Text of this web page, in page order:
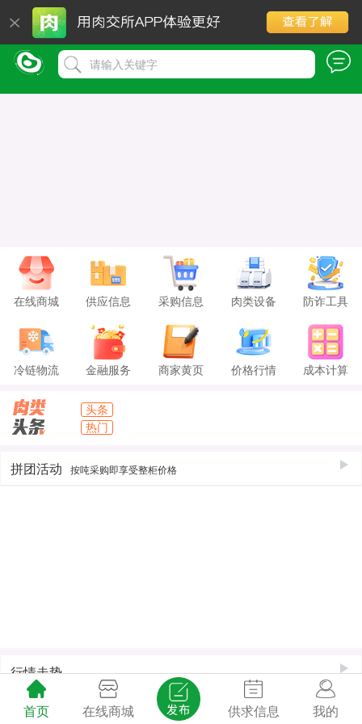
请输入关键字
首页 在线商城 供求信息 我的
在线商城 供应信息 采购信息 肉类设备 防诈工具
冷链物流 金融服务 商家黄页 价格行情 成本计算
头条
热门
拼团活动 按吨采购即享受整柜价格
行情走势
商家店铺 供应信息